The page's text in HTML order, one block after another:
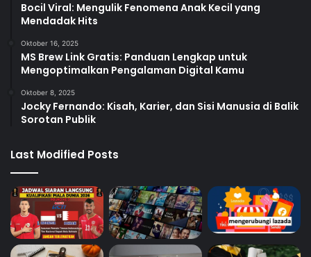
Bocil Viral: Mengulik Fenomena Anak Kecil yang
Mendadak Hits
Oktober 16, 2025
MS Brew Link Gratis: Panduan Lengkap untuk
Mengoptimalkan Pengalaman Digital Kamu
Oktober 8, 2025
Jocky Fernando: Kisah, Karier, dan Sisi Manusia di Balik
Sorotan Publik
Last Modified Posts